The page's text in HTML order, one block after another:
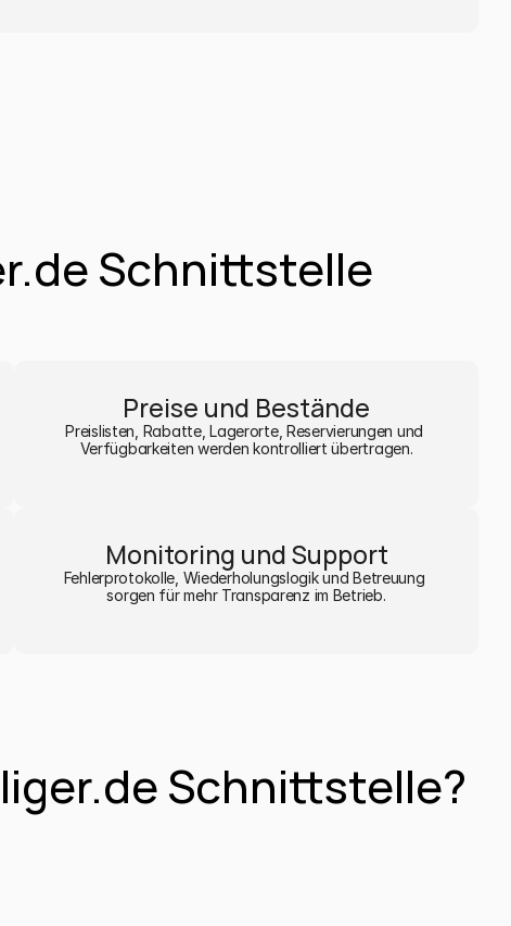
Schnittstelle
Preise und Bestände
Preislisten, Rabatte, Lagerorte, Reservierungen und
Verfügbarkeiten werden kontrolliert übertragen.
Monitoring und Support
Fehlerprotokolle, Wiederholungslogik und Betreuung
sorgen für mehr Transparenz im Betrieb.
Schnittstelle?